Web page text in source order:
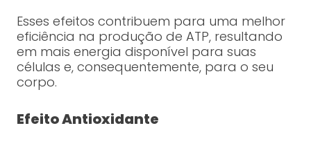
Esses efeitos contribuem para uma melhor
eficiência na produção de ATP, resultando
em mais energia disponível para suas
células e, consequentemente, para o seu
corpo.
Efeito Antioxidante